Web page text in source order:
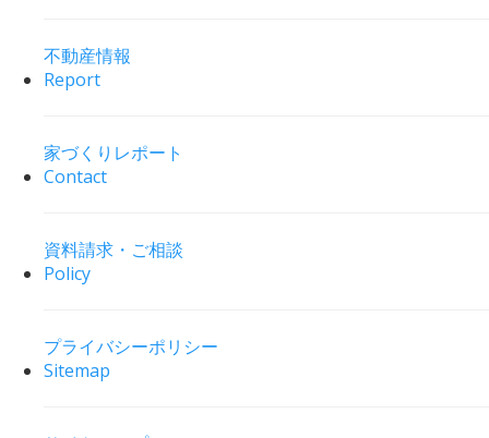
不動産情報
Report
家づくりレポート
Contact
資料請求・ご相談
Policy
プライバシーポリシー
Sitemap